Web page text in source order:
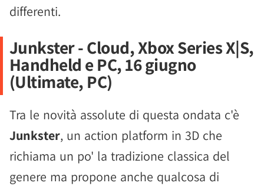
differenti.
Junkster - Cloud, Xbox Series X|S,
Handheld e PC, 16 giugno
(Ultimate, PC)
Tra le novità assolute di questa ondata c'è
Junkster, un action platform in 3D che
richiama un po' la tradizione classica del
genere ma propone anche qualcosa di